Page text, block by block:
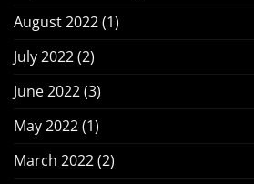
August 2022(1)
July 2022(2)
June 2022(3)
May 2022(1)
March 2022(2)